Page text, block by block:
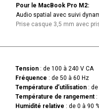
Pour le MacBook Pro M2:
Audio spatial avec suivi
Prise casque 3,5 mm avec
Tension: de 100 à 240 V CA
Fréquence : de 50 à 60 Hz
Température d’utilisation: de
Température de rangement:
Humidité relative : de 0 à 90